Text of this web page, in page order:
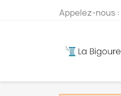
Appelez-nous :